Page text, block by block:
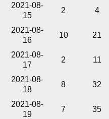
2021-08-
15
2 4
2021-08-
16
10 21
2021-08-
17
2 11
2021-08-
18
8 32
2021-08-
19
7 35